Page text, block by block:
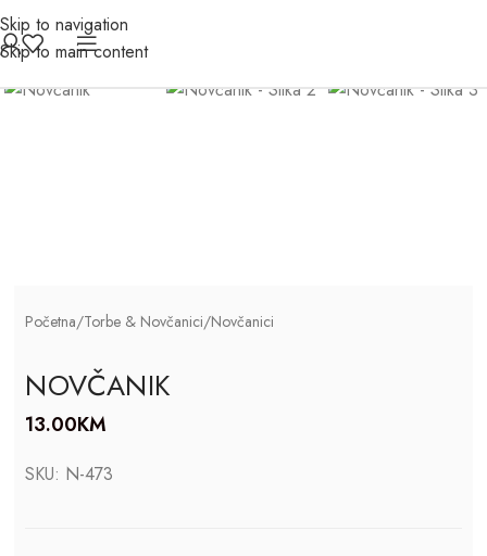
Skip to navigation
Skip to main content
Click to enlarge
Početna/Torbe & Novčanici/Novčanici
NOVČANIK
13.00KM
SKU: N-473